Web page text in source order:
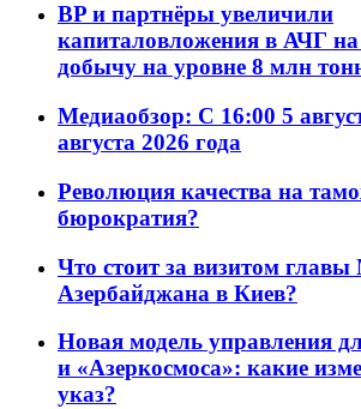
BP и партнёры увеличили
капиталовложения в АЧГ
добычу на уровне 8 млн
Медиаобзор: С 16:00 5
августа 2026 года
Революция качества на
бюрократия?
Что стоит за визитом
Азербайджана в Киев?
Новая модель управления
и «Азеркосмоса»: какие
указ?